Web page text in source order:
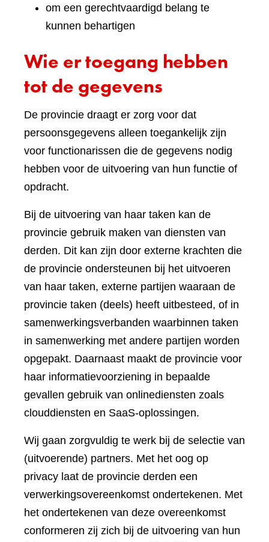
om een gerechtvaardigd belang te
kunnen behartigen
Wie er toegang hebben
tot de gegevens
De provincie draagt er zorg voor dat
persoonsgegevens alleen toegankelijk zijn
voor functionarissen die de gegevens nodig
hebben voor de uitvoering van hun functie of
opdracht.
Bij de uitvoering van haar taken kan de
provincie gebruik maken van diensten van
derden. Dit kan zijn door externe krachten die
de provincie ondersteunen bij het uitvoeren
van haar taken, externe partijen waaraan de
provincie taken (deels) heeft uitbesteed, of in
samenwerkingsverbanden waarbinnen taken
in samenwerking met andere partijen worden
opgepakt. Daarnaast maakt de provincie voor
haar informatievoorziening in bepaalde
gevallen gebruik van onlinediensten zoals
clouddiensten en SaaS-oplossingen.
Wij gaan zorgvuldig te werk bij de selectie van
(uitvoerende) partners. Met het oog op
privacy laat de provincie derden een
verwerkingsovereenkomst ondertekenen. Met
het ondertekenen van deze overeenkomst
conformeren zij zich bij de uitvoering van hun